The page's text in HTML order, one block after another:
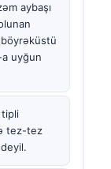
aybaşı
uyğun
tipli
tez-tez